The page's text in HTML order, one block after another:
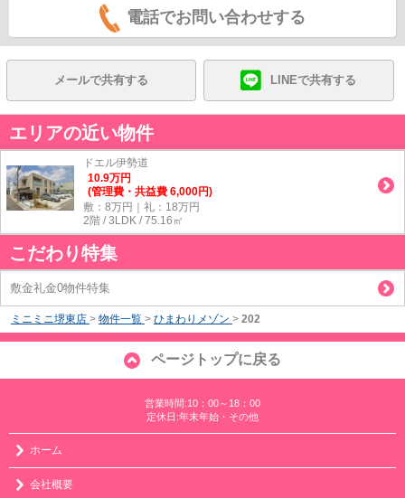
電話でお問い合わせする
メールで共有する LINEで共有する
エリアの近い物件
ドエル伊勢道
10.9万円
(管理費・共益費 6,000円)
敷：8万円｜礼：18万円
2階 / 3LDK / 75.16㎡
こだわり特集
敷金礼金0物件特集
ミニミニ堺東店 > 物件一覧 > ひまわりメゾン > 202
ページトップに戻る
営業時間:10：00～18：00
定休日:年末年始・その他
ホーム
会社概要